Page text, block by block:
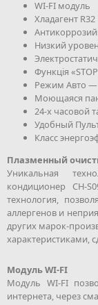
WI-FI модуль
Хладагент R32
Низкий
Функція
Режим Авто —
Моющаяся
24-х часовой
Удобный
Класс
Плазменный
Уникальная
кондиционер CH-
технология,
аллергенов и
других марок-
характеристиками,
Модуль WI-FI
Модуль WI-FI
интернета, через